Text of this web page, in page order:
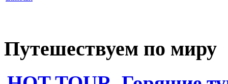
Путешествуем по миру